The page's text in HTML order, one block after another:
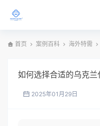
首页 案例百科 海外特需
如何选择合适的乌克兰
2025年01月29日